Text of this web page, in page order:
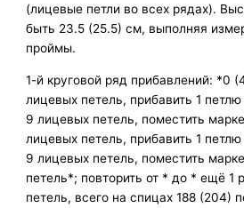
(лицевые петли во всех рядах).
быть 23.5 (25.5) см, выполняя
проймы.
1-й круговой ряд прибавлений: *0
лицевых петель, прибавить 1
9 лицевых петель, поместить
лицевых петель, прибавить 1
9 лицевых петель, поместить
петель*; повторить от * до * ещё 1
петель, всего на спицах 188 (204)